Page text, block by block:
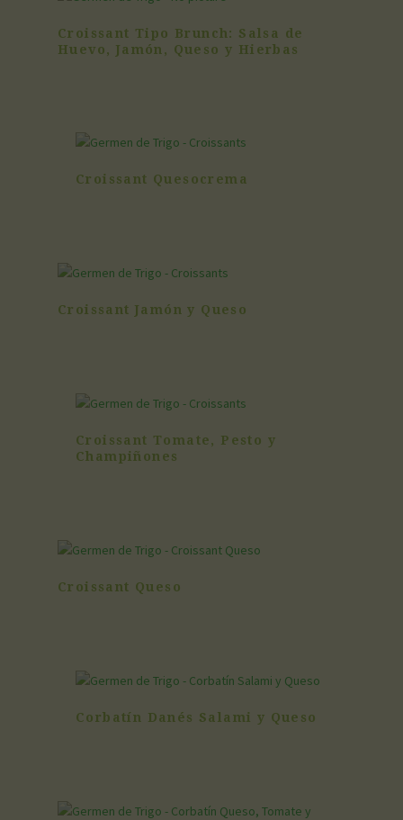
Croissant Tipo Brunch: Salsa de
Huevo, Jamón, Queso y Hierbas
Croissant Quesocrema
Croissant Jamón y Queso
Croissant Tomate, Pesto y
Champiñones
Croissant Queso
Corbatín Danés Salami y Queso